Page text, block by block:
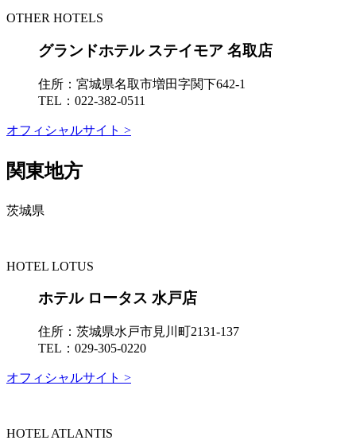
OTHER HOTELS
グランドホテル ステイモア 名取店
住所： 宮城県名取市増田字関下642-1
TEL： 022-382-0511
オフィシャルサイト >
関東地方
茨城県
HOTEL LOTUS
ホテル ロータス 水戸店
住所： 茨城県水戸市見川町2131-137
TEL： 029-305-0220
オフィシャルサイト >
HOTEL ATLANTIS